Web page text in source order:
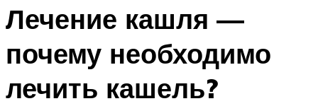
Лечение кашля —
почему необходимо
лечить кашель?